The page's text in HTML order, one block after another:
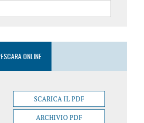
ONLINE
SCARICA IL PDF
ARCHIVIO PDF